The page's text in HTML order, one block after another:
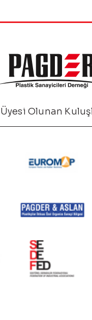
Üyesi Olunan